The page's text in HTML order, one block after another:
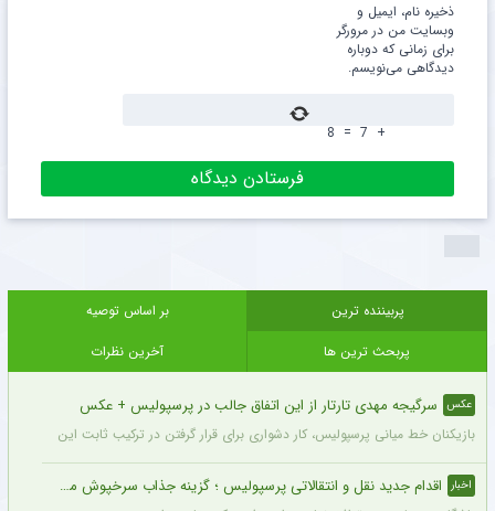
ذخیره نام، ایمیل و
وبسایت من در مرورگر
برای زمانی که دوباره
دیدگاهی می‌نویسم.
+
7
=
8
پربیننده ترین
بر اساس توصیه
پربحث ترین ها
آخرین نظرات
عکس سرگیجه مهدی تارتار از این اتفاق جالب در پرسپولیس + عکس
بازیکنان خط میانی پرسپولیس، کار دشواری برای قرار گرفتن در ترکیب ثابت این تیم
اخبار اقدام جدید نقل و انتقالاتی پرسپولیس ؛ گزینه جذاب سرخپوش می شود؟